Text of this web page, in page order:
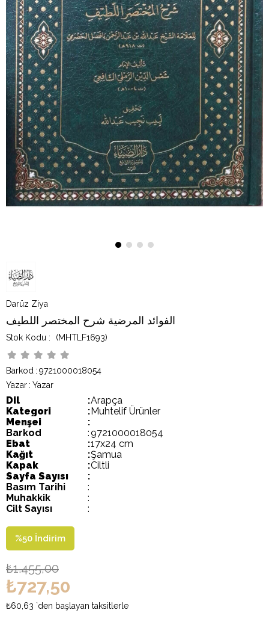
Darüz Ziya
الفوائد المرضية شرح المختصر اللطيف
(MHTLF1693)
Barkod : 9721000018054
Yazar : Yazar
Dil :Arapça
Kategori
:Muhtelif Ürünler
Menşei
:
Barkod
:9721000018054
Ebat
:17x24 cm
Kağıt
:Şamua
Kapak
:Ciltli
Sayfa Sayısı
:
Basım Tarihi
:
Muhakkik
:
Cilt Sayısı
:
%50 İndirim
₺1.455,00
₺727,50
₺60,63 `den başlayan taksitlerle